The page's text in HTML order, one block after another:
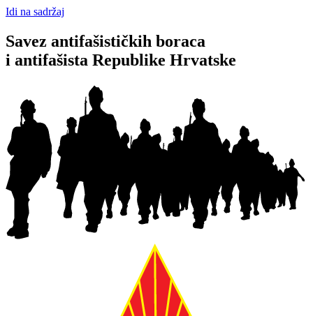
Idi na sadržaj
Savez antifašističkih boraca
i antifašista Republike Hrvatske